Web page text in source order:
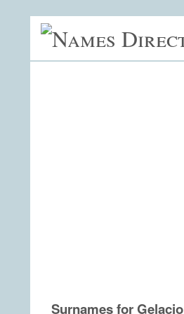
Surnames for Gelacio